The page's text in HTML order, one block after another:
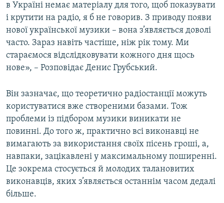
в Україні немає матеріалу для того, щоб показувати
і крутити на радіо, я б не говорив. З приводу появи
нової української музики – вона з’являється доволі
часто. Зараз навіть частіше, ніж рік тому. Ми
стараємося відслідковувати кожного дня щось
нове», – Розповідає Денис Грубський.
Він зазначає, що теоретично радіостанції можуть
користуватися вже створеними базами. Тож
проблеми із підбором музики виникати не
повинні. До того ж, практично всі виконавці не
вимагають за використання своїх пісень гроші, а,
навпаки, зацікавлені у максимальному поширенні.
Це зокрема стосується й молодих талановитих
виконавців, яких з’являється останнім часом дедалі
більше.